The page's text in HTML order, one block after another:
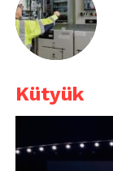
Kütyük